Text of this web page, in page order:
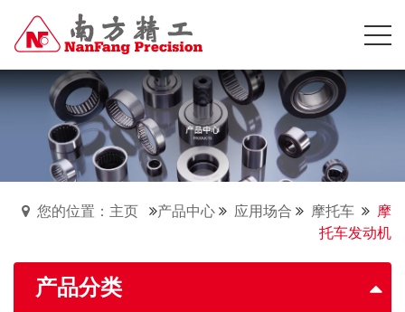
您的位置：主页 产品中心 应用场合 摩托车
摩
托车发动机
产品分类